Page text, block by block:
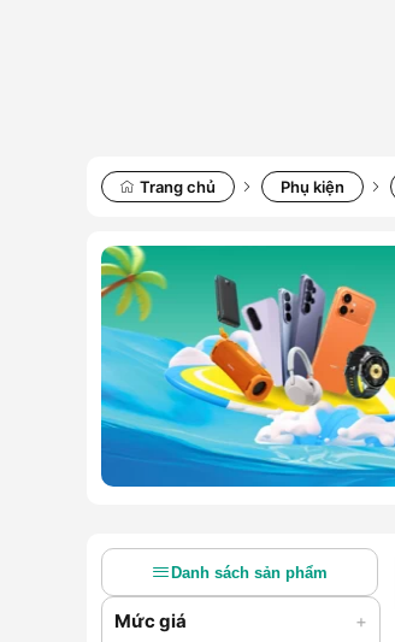
Trang chủ Phụ kiện
Danh sách sản phẩm
Mức giá +